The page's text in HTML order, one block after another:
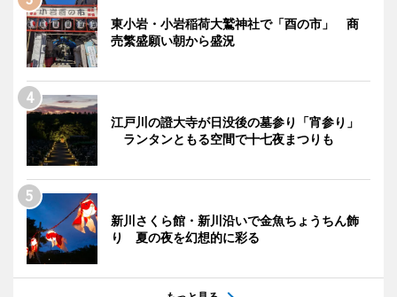
東小岩・小岩稲荷大鷲神社で「酉の市」 商
売繁盛願い朝から盛況
江戸川の證大寺が日没後の墓参り「宵参り」
ランタンともる空間で十七夜まつりも
新川さくら館・新川沿いで金魚ちょうちん飾
り 夏の夜を幻想的に彩る